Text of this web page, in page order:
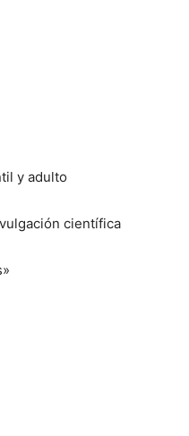
y adulto
científica